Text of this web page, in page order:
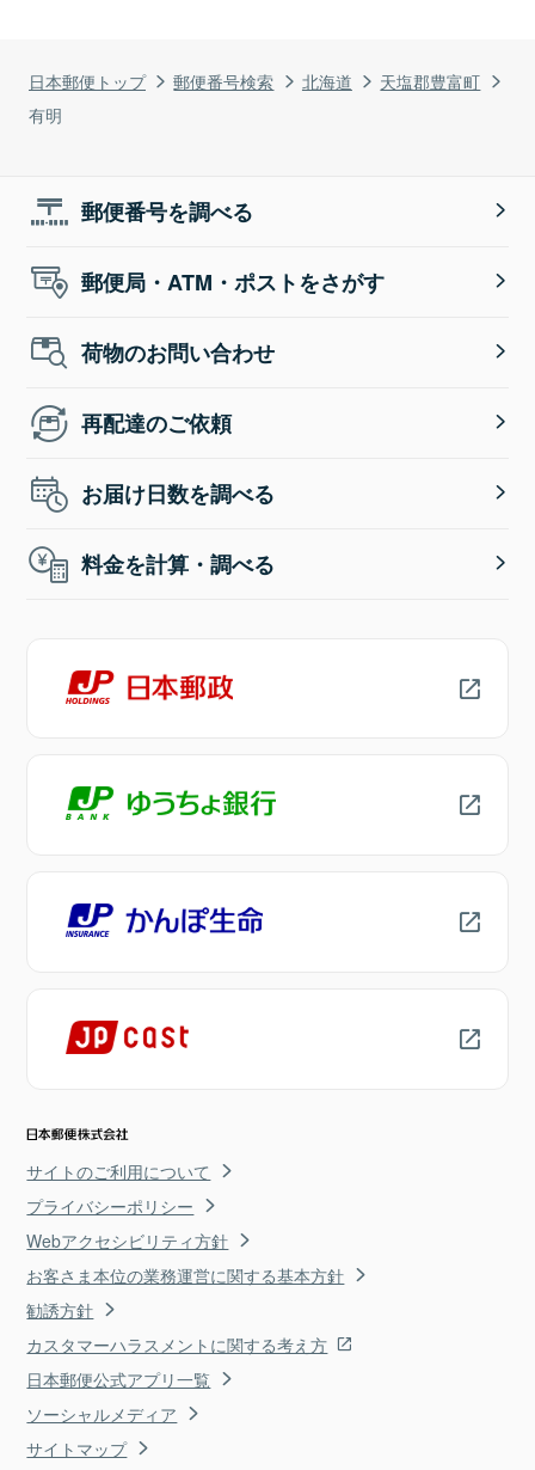
日本郵便トップ 郵便番号検索 北海道
天塩郡豊富町
有明
郵便番号を調べる
郵便局・ATM・ポストをさがす
荷物のお問い合わせ
再配達のご依頼
お届け日数を調べる
料金を計算・調べる
サイトのご利用について
プライバシーポリシー
Webアクセシビリティ方針
お客さま本位の業務運営に関する基本方針
勧誘方針
カスタマーハラスメントに関する考え方
日本郵便公式アプリ一覧
ソーシャルメディア
サイトマップ